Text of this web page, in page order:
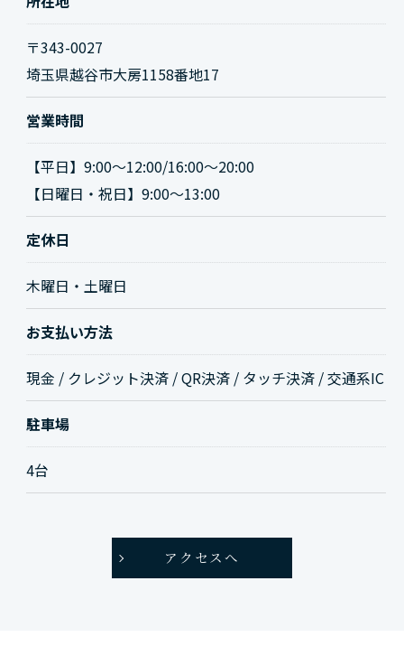
〒343-0027
埼玉県越谷市大房1158番地17
営業時間
【平日】9:00〜12:00/16:00〜20:00
【日曜日・祝日】9:00〜13:00
定休日
木曜日・土曜日
お支払い方法
現金 / クレジット決済 / QR決済 / タッチ決済 / 交通系IC
駐車場
4台
アクセスへ